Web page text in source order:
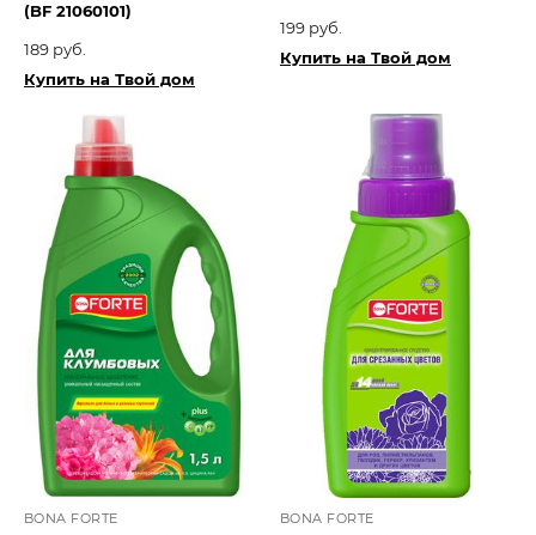
(BF 21060101)
189 руб.
Купить на Твой дом
199 руб.
Купить на Твой дом
BONA FORTE BONA FORTE